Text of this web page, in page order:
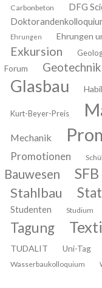
Carbonbeton
DFG
Ehrungen
Ehrungen
Exkursion
Forum
Geotechnik
Glasbau
Kurt-Beyer-Preis
Mechanik
Promotionen
Bauwesen
Stahlbau
Studenten Studium
Tagung
TUDALIT Uni-Tag
Wasserbaukolloquium